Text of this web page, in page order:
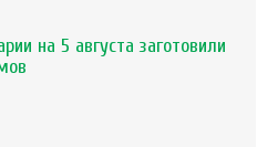
на 5 августа заготовили